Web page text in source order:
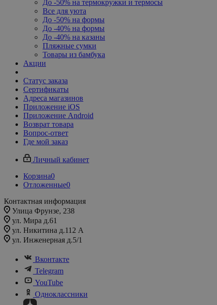
До -50% на термокружки и термосы
Все для уюта
До -50% на формы
До -40% на формы
До -40% на казаны
Пляжные сумки
Товары из бамбука
Акции
Статус заказа
Сертификаты
Адреса магазинов
Приложение iOS
Приложение Android
Возврат товара
Вопрос-ответ
Где мой заказ
Личный кабинет
Корзина0
Отложенные0
Контактная информация
Улица Фрунзе, 238​
ул. Мира д.61
ул. Никитина д.112 А
ул. Инженерная д.5/1
Вконтакте
Telegram
YouTube
Одноклассники